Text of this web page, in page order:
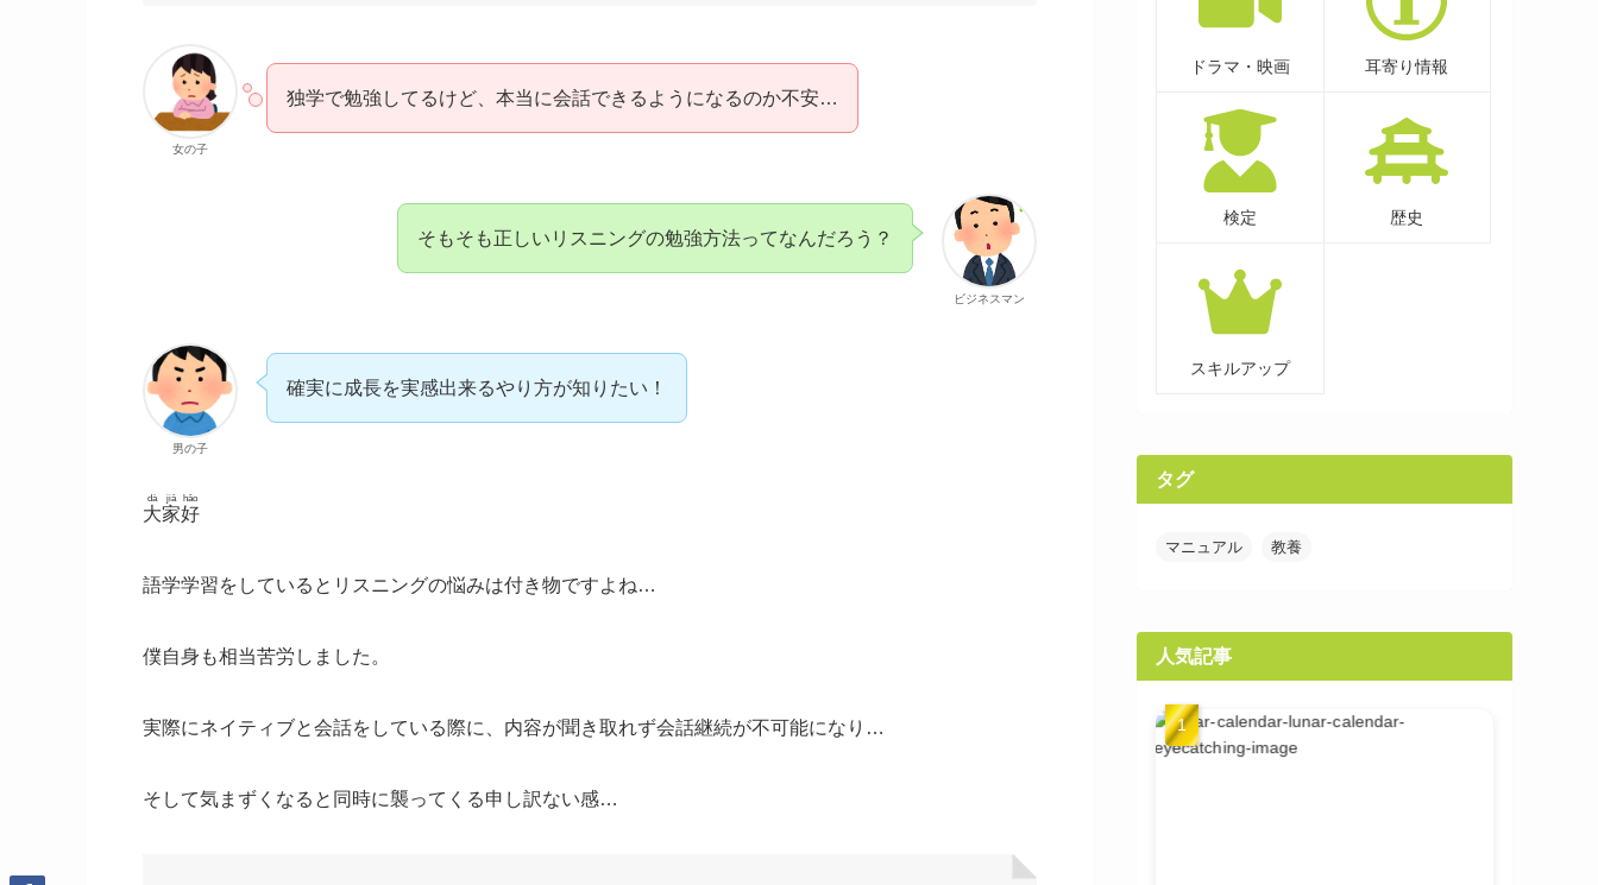
女の子
独学で勉強してるけど、本当に会話できるようになるのか不安…
ビジネスマン
そもそも正しいリスニングの勉強方法ってなんだろう？
男の子
確実に成長を実感出来るやり方が知りたい！
大
dà
家
jiā
好
hǎo
語学学習をしているとリスニングの悩みは付き物ですよね…
僕自身も相当苦労しました。
実際にネイティブと会話をしている際に、内容が聞き取れず会話継続が不可能になり…
そして気まずくなると同時に襲ってくる申し訳ない感…
ドラマ・映画 耳寄り情報
検定 歴史
スキルアップ
タグ
マニュアル 教養
人気記事